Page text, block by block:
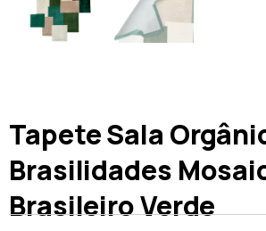
Tapete Sala
Brasilidades
Brasileiro Verde